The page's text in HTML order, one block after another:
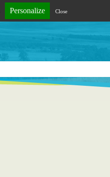
Personalize Close